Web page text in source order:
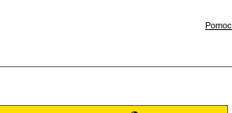
Pomoc